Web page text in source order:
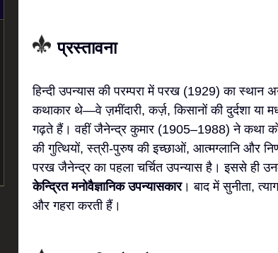
प्रस्तावना
हिन्दी उपन्यास की परम्परा में परख (1929) का स्थान
कथाकार थे—वे ज़मींदारी, कर्ज़, किसानों की दुर्दशा या
गढ़ते हैं। वहीं जैनेन्द्र कुमार (1905–1988) ने कथा
की गुत्थियों, स्त्री-पुरुष की इच्छाओं, आत्मग्लानि और
परख जैनेन्द्र का पहला चर्चित उपन्यास है। इससे ही
केन्द्रित मनोवैज्ञानिक उपन्यासकार। बाद में सुनीता,
और गहरा करती हैं।